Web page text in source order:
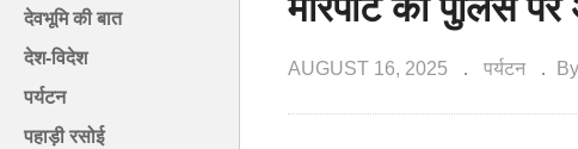
देवभूमि की बात
देश-विदेश
पर्यटन
पहाड़ी रसोई
AUGUST 16, 2025 पर्यटन